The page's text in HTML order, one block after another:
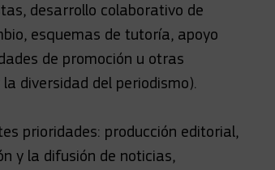
desarrollo colaborativo de
esquemas de tutoría, apoyo
de promoción u otras
diversidad del periodismo).
prioridades: producción editorial,
y la difusión de noticias,